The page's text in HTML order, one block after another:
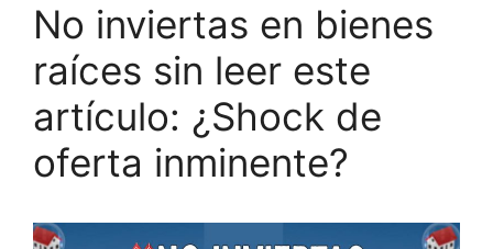
No inviertas en bienes
raíces sin leer este
artículo: ¿Shock de
oferta inminente?